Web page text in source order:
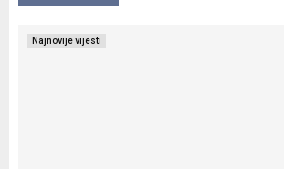
Najnovije vijesti